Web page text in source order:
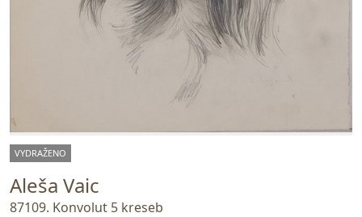
VYDRAŽENO
Aleša Vaic
87109. Konvolut 5 kreseb